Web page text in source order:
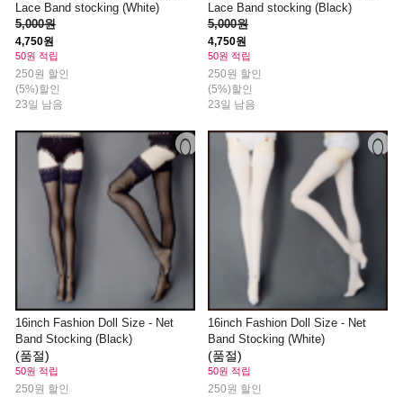
Lace Band stocking (White)
5,000원
4,750원
50원 적립
250원 할인
(5%)할인
23일 남음
Lace Band stocking (Black)
5,000원
4,750원
50원 적립
250원 할인
(5%)할인
23일 남음
16inch Fashion Doll Size - Net
Band Stocking (Black)
(품절)
50원 적립
250원 할인
16inch Fashion Doll Size - Net
Band Stocking (White)
(품절)
50원 적립
250원 할인